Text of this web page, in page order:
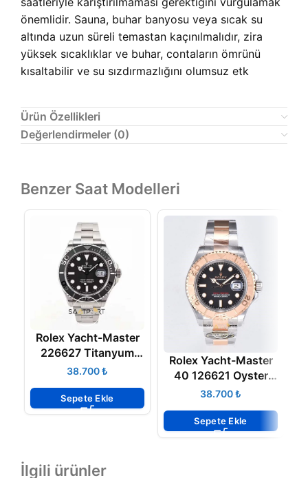
önemlidir. Sauna, buhar banyosu veya sıcak su
altında uzun süreli temastan kaçınılmalıdır, zira
yüksek sıcaklıklar ve buhar, contaların ömrünü
kısaltabilir ve su sızdırmazlığını olumsuz etk
Ürün Özellikleri
Değerlendirmeler (0)
Benzer Saat Modelleri
Rolex Yacht-Master
226627 Titanyum
Kasa 42mm Super
₺
Sepete Ekle
Rolex Yacht-Master
40 126621 Oyster
Steel Rose Gold
ETA
₺
Sepete Ekle
İlgili ürünler